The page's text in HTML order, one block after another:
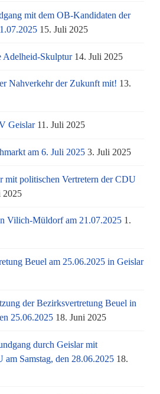
mit dem OB-Kandidaten der
15. Juli 2025
Adelheid-Skulptur 14. Juli 2025
Nahverkehr der Zukunft mit! 13.
Geislar 11. Juli 2025
am 6. Juli 2025 3. Juli 2025
mit politischen Vertretern der CDU
2025
Vilich-Müldorf am 21.07.2025 1.
Beuel am 25.06.2025 in Geislar
der Bezirksvertretung Beuel in
25.06.2025 18. Juni 2025
durch Geislar mit
am Samstag, den 28.06.2025 18.